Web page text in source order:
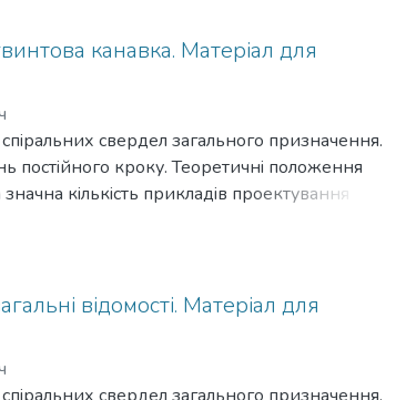
канавка. Матерiал для
свердел загального призначення.
постiйного кроку. Теоретичнi положення
кiлькiсть прикладiв проектування
осьового iнструмента. Для викладачiв
вiдомостi. Матерiал для